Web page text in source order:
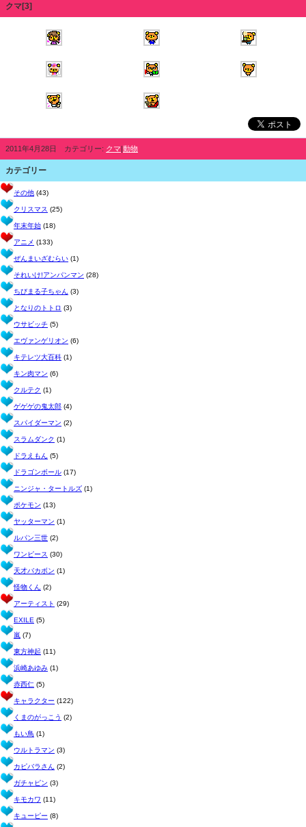
クマ[3]
2011年4月28日 カテゴリー: クマ|動物
カテゴリー
その他 (43)
クリスマス (25)
年末年始 (18)
アニメ (133)
ぜんまいざむらい (1)
それいけ!アンパンマン (28)
ちびまる子ちゃん (3)
となりのトトロ (3)
ウサビッチ (5)
エヴァンゲリオン (6)
キテレツ大百科 (1)
キン肉マン (6)
クルテク (1)
ゲゲゲの鬼太郎 (4)
スパイダーマン (2)
スラムダンク (1)
ドラえもん (5)
ドラゴンボール (17)
ニンジャ・タートルズ (1)
ポケモン (13)
ヤッターマン (1)
ルパン三世 (2)
ワンピース (30)
天才バカボン (1)
怪物くん (2)
アーティスト (29)
EXILE (5)
嵐 (7)
東方神起 (11)
浜崎あゆみ (1)
赤西仁 (5)
キャラクター (122)
くまのがっこう (2)
もい鳥 (1)
ウルトラマン (3)
カピバラさん (2)
ガチャピン (3)
キモカワ (11)
キューピー (8)